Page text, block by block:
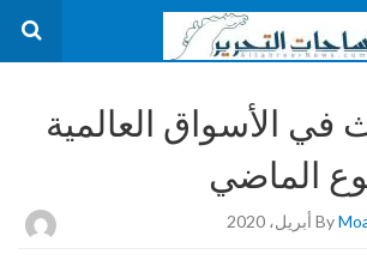
في الأسواق العالمية
الماضي
By